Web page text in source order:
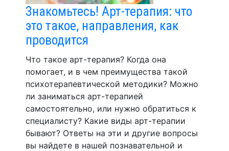
Знакомьтесь! Арт-терапия: что
это такое, направления, как
проводится
Что такое арт-терапия? Когда она
помогает, и в чем преимущества такой
психотерапевтической методики? Можно
ли заниматься арт-терапией
самостоятельно, или нужно обратиться к
специалисту? Какие виды арт-терапии
бывают? Ответы на эти и другие вопросы
вы найдете в нашей познавательной и